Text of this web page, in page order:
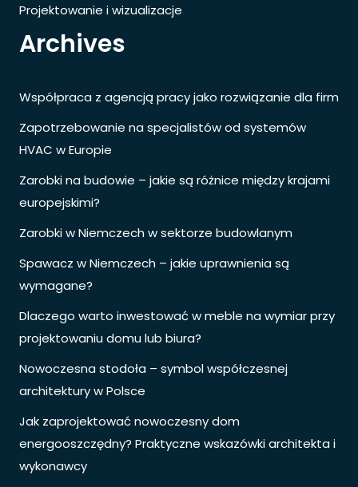
Projektowanie i wizualizacje
Archives
Współpraca z agencją pracy jako rozwiązanie dla firm
Zapotrzebowanie na specjalistów od systemów
HVAC w Europie
Zarobki na budowie – jakie są różnice między krajami
europejskimi?
Zarobki w Niemczech w sektorze budowlanym
Spawacz w Niemczech – jakie uprawnienia są
wymagane?
Dlaczego warto inwestować w meble na wymiar przy
projektowaniu domu lub biura?
Nowoczesna stodoła – symbol współczesnej
architektury w Polsce
Jak zaprojektować nowoczesny dom
energooszczędny? Praktyczne wskazówki architekta i
wykonawcy